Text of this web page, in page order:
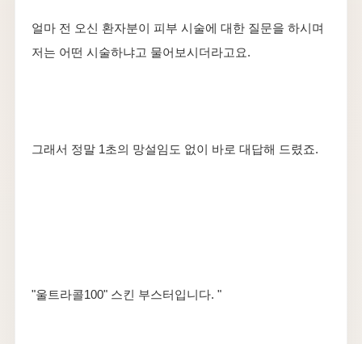
​얼마 전 오신 환자분이 피부 시술에 대한 질문을 하시며
저는 어떤 시술하냐고 물어보시더라고요.
​그래서 정말 1초의 망설임도 없이 바로 대답해 드렸죠.
"울트라콜100" 스킨 부스터입니다. "